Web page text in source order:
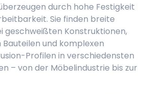
durch hohe Festigkeit
Sie finden breite
geschweißten Konstruktionen,
und komplexen
Profilen in verschiedensten
– von der Möbelindustrie bis zur